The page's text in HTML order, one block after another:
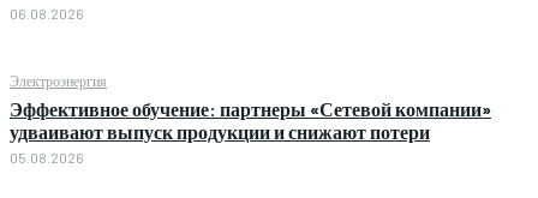
06.08.2026
Электроэнергия
Эффективное обучение: партнеры «Сетевой компании»
удваивают выпуск продукции и снижают потери
05.08.2026